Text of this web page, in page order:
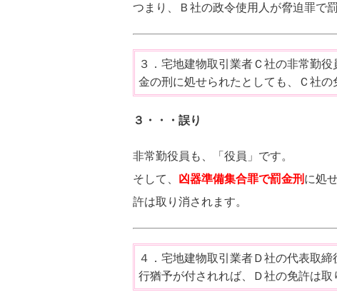
つまり、Ｂ社の政令使用人が脅迫罪で
３．宅地建物取引業者Ｃ社の非常勤
金の刑に処せられたとしても、Ｃ社の
３・・・誤り
非常勤役員も、「役員」です。
そして、 凶器準備集合罪で罰金刑 に処
許は取り消されます。
４．宅地建物取引業者Ｄ社の代表取
行猶予が付されれば、Ｄ社の免許は取